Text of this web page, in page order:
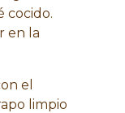
cocido.
en la
el
limpio